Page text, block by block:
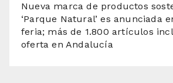
Nueva marca de productos
‘Parque Natural’ es anunciada
feria; más de 1.800 artículos
oferta en Andalucía